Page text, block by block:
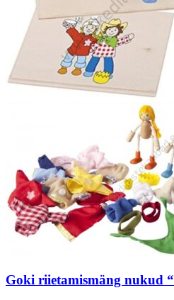
Goki riietamismäng nukud